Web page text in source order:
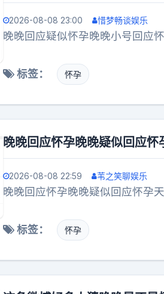
2026-08-08 23:00 惜梦畅谈娱乐
晚晚回应疑似怀孕晚晚小号回应
标签： 怀孕
晚晚回应怀孕晚晚疑似回应怀
2026-08-08 22:59 苇之笑聊娱乐
晚晚回应怀孕晚晚疑似回应怀孕
标签： 怀孕